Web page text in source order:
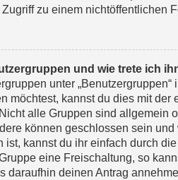
zu einem nichtöffentlichen
und wie trete ich
unter
möchtest, kannst du dies mit der
alle Gruppen sind allgemein
können geschlossen sein und
ist, kannst du ihr einfach durch
eine Freischaltung, so
daraufhin deinen Antrag